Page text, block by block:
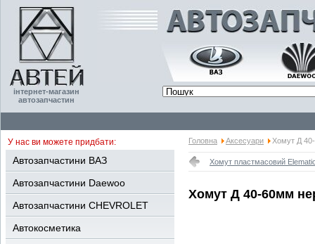
інтернет-магазин
автозапчастин
У нас ви можете придбати:
Автозапчастини ВАЗ
Автозапчастини Daewoo
Автозапчастини CHEVROLET
Автокосметика
Головна Аксесуари Хомут Д
Хомут пластмасовий
Хомут Д 40-60мм